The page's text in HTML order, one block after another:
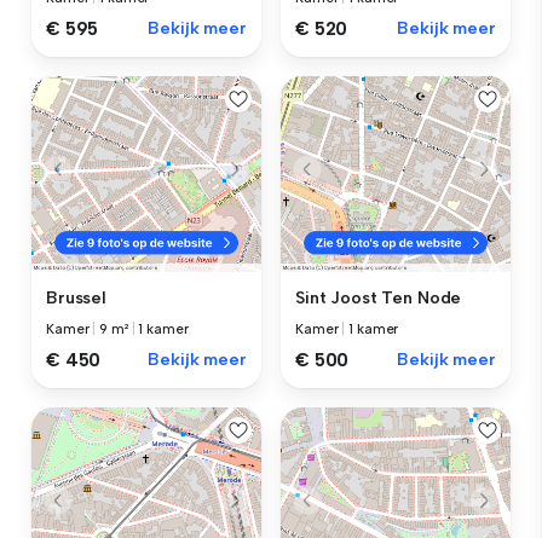
€ 595 Bekijk meer € 520 Bekijk meer
Brussel
Kamer |9 m² |1 kamer
€ 450 Bekijk meer
Sint Joost Ten Node
Kamer |1 kamer
€ 500 Bekijk meer